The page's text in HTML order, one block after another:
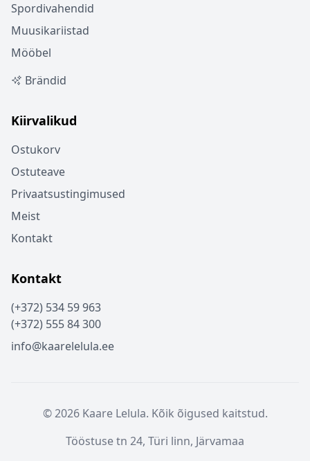
Spordivahendid
Muusikariistad
Mööbel
Brändid
Kiirvalikud
Ostukorv
Ostuteave
Privaatsustingimused
Meist
Kontakt
Kontakt
(+372) 534 59 963
(+372) 555 84 300
info@kaarelelula.ee
© 2026 Kaare Lelula. Kõik õigused kaitstud.
Tööstuse tn 24, Türi linn, Järvamaa